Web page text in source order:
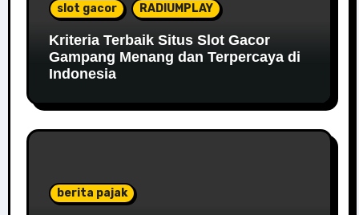
slot gacor RADIUMPLAY
Kriteria Terbaik Situs Slot Gacor
Gampang Menang dan Terpercaya di
Indonesia
berita pajak